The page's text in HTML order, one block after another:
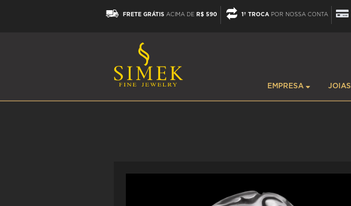
FRETE GRÁTIS ACIMA DE R$ 590 1ª TROCA POR NOSSA CONTA
EMPRESA JOIAS